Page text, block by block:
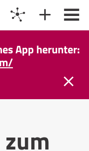
App herunter: